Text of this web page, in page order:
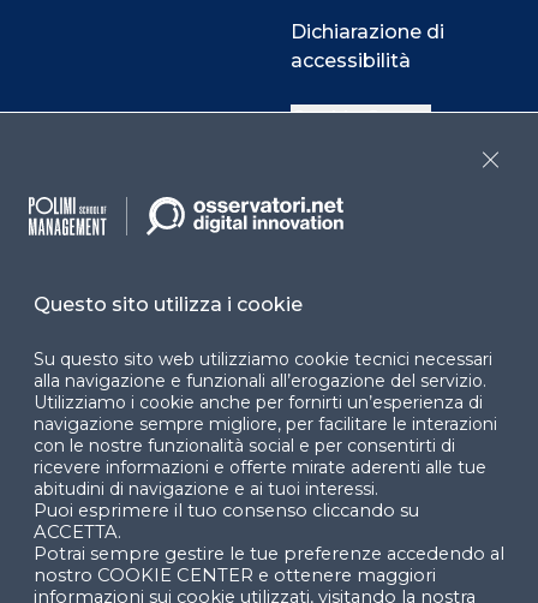
Dichiarazione di
accessibilità
Cookie Center
Facebook LinkedIn
© 2024 Copyright © Politecnico di Milano Dipartimento
di Ingegneria Gestionale
Questo sito utilizza i cookie
Su questo sito web utilizziamo cookie tecnici necessari
alla navigazione e funzionali all’erogazione del servizio.
Utilizziamo i cookie anche per fornirti un’esperienza di
navigazione sempre migliore, per facilitare le interazioni
con le nostre funzionalità social e per consentirti di
ricevere informazioni e offerte mirate aderenti alle tue
abitudini di navigazione e ai tuoi interessi.
Puoi esprimere il tuo consenso cliccando su
ACCETTA.
Potrai sempre gestire le tue preferenze accedendo al
nostro COOKIE CENTER e ottenere maggiori
informazioni sui cookie utilizzati, visitando la nostra